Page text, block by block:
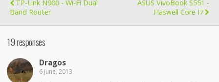
TP-Link N900 - Wi-Fi Dual
Band Router
ASUS VivoBook S551 -
Haswell Core I7
19 responses
Dragos
6 June, 2013